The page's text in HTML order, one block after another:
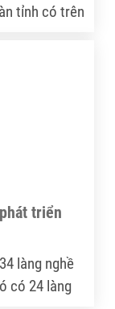
tỉnh có trên
chính trị.
tỉnh Vĩnh
dựng NTM
triển
làng nghề
có 24 làng